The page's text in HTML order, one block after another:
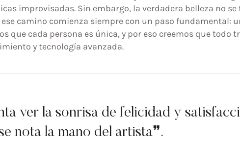
improvisadas. Sin embargo, la verdadera belleza no
camino comienza siempre con un paso fundamental:
que cada persona es única, y por eso creemos que
y tecnología avanzada.
ver la sonrisa de felicidad y
nota la mano del artista❞.